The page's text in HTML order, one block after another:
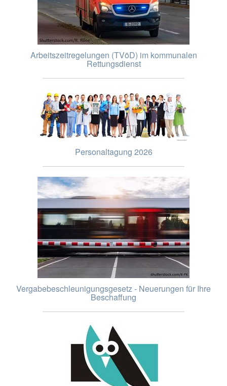
Arbeitszeitregelungen (TVöD) im kommunalen
Rettungsdienst
Personaltagung 2026
Vergabebeschleunigungsgesetz - Neuerungen für Ihre
Beschaffung